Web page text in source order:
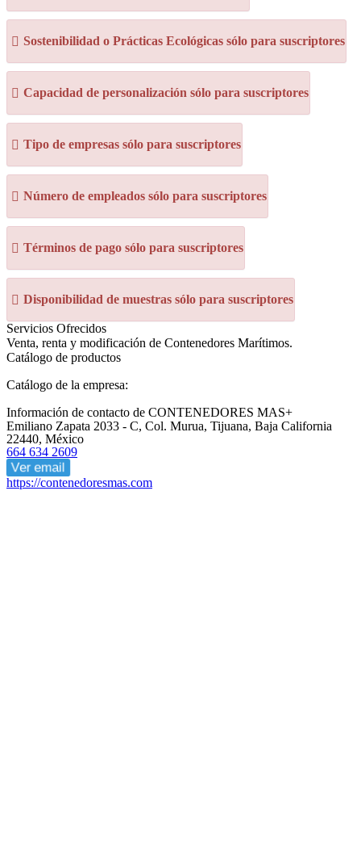
Sostenibilidad o Prácticas Ecológicas sólo para suscriptores
Capacidad de personalización sólo para suscriptores
Tipo de empresas sólo para suscriptores
Número de empleados sólo para suscriptores
Términos de pago sólo para suscriptores
Disponibilidad de muestras sólo para suscriptores
Servicios Ofrecidos
Venta, renta y modificación de Contenedores Marítimos.
Catálogo de productos
Catálogo de la empresa:
Información de contacto de CONTENEDORES MAS+
Emiliano Zapata 2033 - C, Col. Murua, Tijuana, Baja California
22440, México
664 634 2609
Ver email
https://contenedoresmas.com